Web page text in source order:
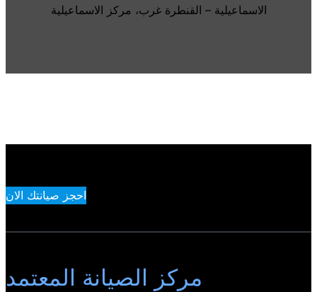
الاسماعيلية – القنطرة غرب، مركز الاسماعيلية
احجز صيانتك الان
مركز الصيانة المعتمد